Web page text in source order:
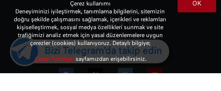
İsmet Berkan Yazıları
Ertuğrul Özkök Yazıları
Haftalık Gazete
OK
Çerez kullanımı
Deneyiminizi iyileştirmek, tanımlama bilgilerini, sitemizin
doğru şekilde çalışmasını sağlamak, içerikleri ve reklamları
kişiselleştirmek, sosyal medya özellikleri sunmak ve site
trafiğimizi analiz etmek için yasal düzenlemelere uygun
çerezler (cookies) kullanıyoruz. Detaylı bilgiye;
Çerez Politikasısayfamızdan erişebilirsiniz.
Bizi Telegram'da takip edin